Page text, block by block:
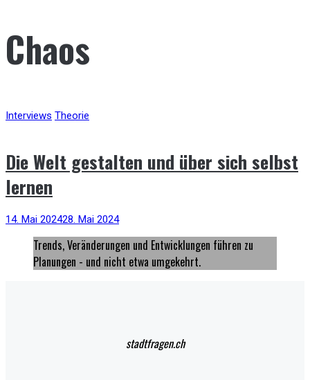
Chaos
Interviews Theorie
Die Welt gestalten und über sich selbst
lernen
14. Mai 202428. Mai 2024
Trends, Veränderungen und Entwicklungen führen zu
Planungen - und nicht etwa umgekehrt.
stadtfragen.ch